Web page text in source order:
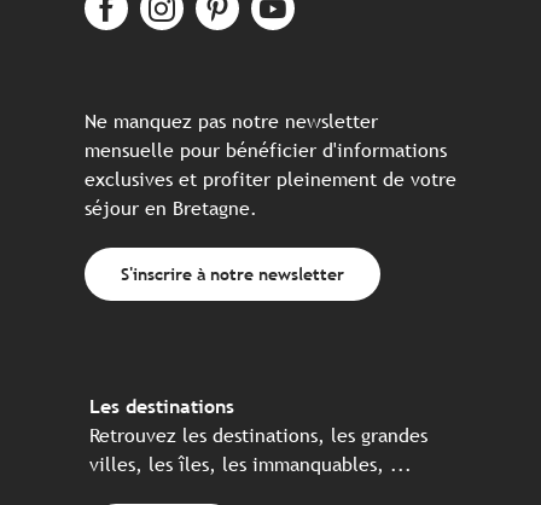
Ne manquez pas notre newsletter
mensuelle pour bénéficier d'informations
exclusives et profiter pleinement de votre
séjour en Bretagne.
S'inscrire à notre newsletter
Les destinations
Retrouvez les destinations, les grandes
villes, les îles, les immanquables, ...